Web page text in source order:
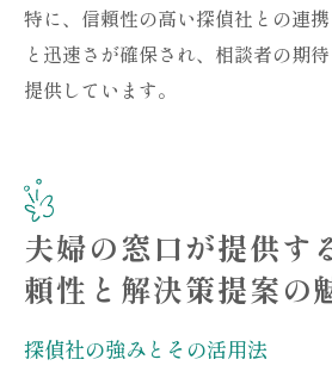
特に、信頼性の高い探偵社との連
と迅速さが確保され、相談者の期
提供しています。
夫婦の窓口が提供す
頼性と解決策提案の
探偵社の強みとその活用法